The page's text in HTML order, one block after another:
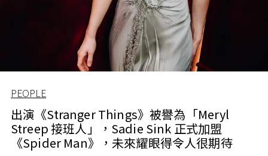
PEOPLE
出演《Stranger Things》被譽為「Meryl
Streep 接班人」，Sadie Sink 正式加盟
《Spider Man》，未來耀眼得令人很期待